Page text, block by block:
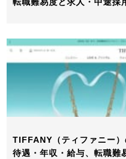
転職難易度と求人・中途採
TIFFANY（ティファニー
待遇・年収・給与、転職難